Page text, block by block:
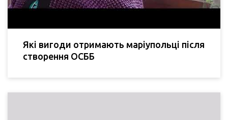
Які вигоди отримають маріупольці після
створення ОСББ